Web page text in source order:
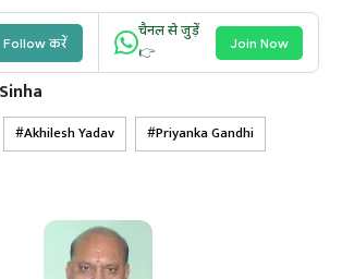
Follow करें
चैनल से जुड़ें
👉
Join Now
Akhilesh Yadav
Priyanka Gandhi